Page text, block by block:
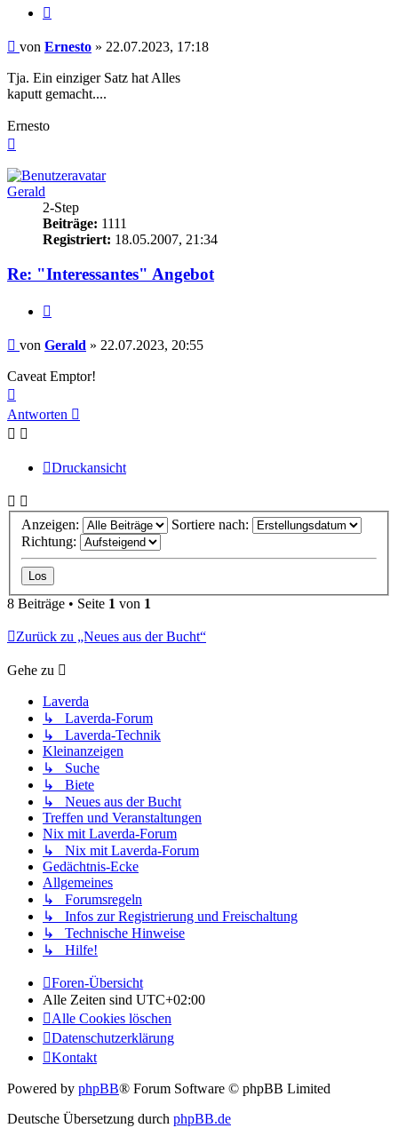
Beitrag
von Ernesto » 22.07.2023, 17:18
Tja. Ein einziger Satz hat Alles
kaputt gemacht....
Ernesto
Gerald
2-Step
Beiträge: 1111
Registriert: 18.05.2007, 21:34
Re: "Interessantes" Angebot
Beitrag
von Gerald » 22.07.2023, 20:55
Caveat Emptor!
oben
Antworten
Druckansicht
Anzeigen:
Sortiere nach:
Richtung:
8 Beiträge • Seite 1 von 1
Zurück zu „Neues aus der Bucht“
Gehe zu
Laverda
↳ Laverda-Forum
↳ Laverda-Technik
Kleinanzeigen
↳ Suche
↳ Biete
↳ Neues aus der Bucht
Treffen und Veranstaltungen
Nix mit Laverda-Forum
↳ Nix mit Laverda-Forum
Gedächtnis-Ecke
Allgemeines
↳ Forumsregeln
↳ Infos zur Registrierung und Freischaltung
↳ Technische Hinweise
↳ Hilfe!
Foren-Übersicht
Alle Zeiten sind UTC+02:00
Alle Cookies löschen
Datenschutzerklärung
Kontakt
Powered by phpBB® Forum Software © phpBB Limited
Deutsche Übersetzung durch phpBB.de